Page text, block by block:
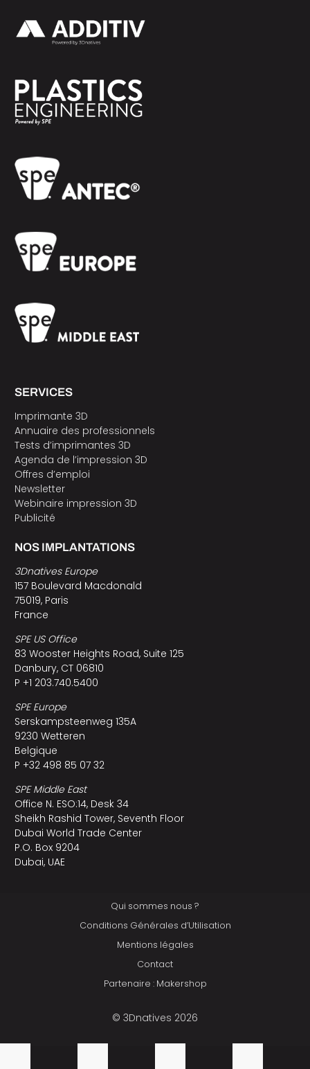
SERVICES
Imprimante 3D
Annuaire des professionnels
Tests d’imprimantes 3D
Agenda de l’impression 3D
Offres d’emploi
Newsletter
Webinaire impression 3D
Publicité
NOS IMPLANTATIONS
3Dnatives Europe
157 Boulevard Macdonald
75019, Paris
France
SPE US Office
83 Wooster Heights Road, Suite 125
Danbury, CT 06810
P +1 203.740.5400
SPE Europe
Serskampsteenweg 135A
9230 Wetteren
Belgique
P +32 498 85 07 32
SPE Middle East
Office N. ESO:14, Desk 34
Sheikh Rashid Tower, Seventh Floor
Dubai World Trade Center
P.O. Box 9204
Dubai, UAE
Qui sommes nous ?
Conditions Générales d’Utilisation
Mentions légales
Contact
Partenaire : Makershop
© 3Dnatives 2026